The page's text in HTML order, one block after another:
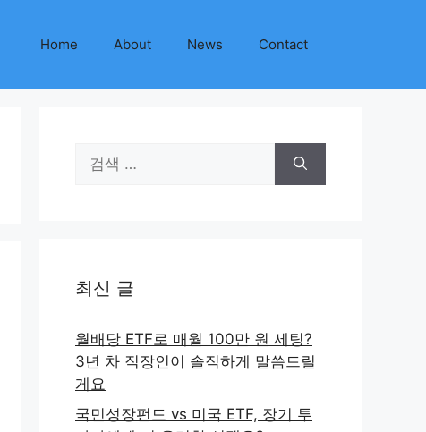
Home About News Contact
색:
최신 글
월배당 ETF로 매월 100만 원 세팅?
3년 차 직장인이 솔직하게 말씀드릴
게요
국민성장펀드 vs 미국 ETF, 장기 투